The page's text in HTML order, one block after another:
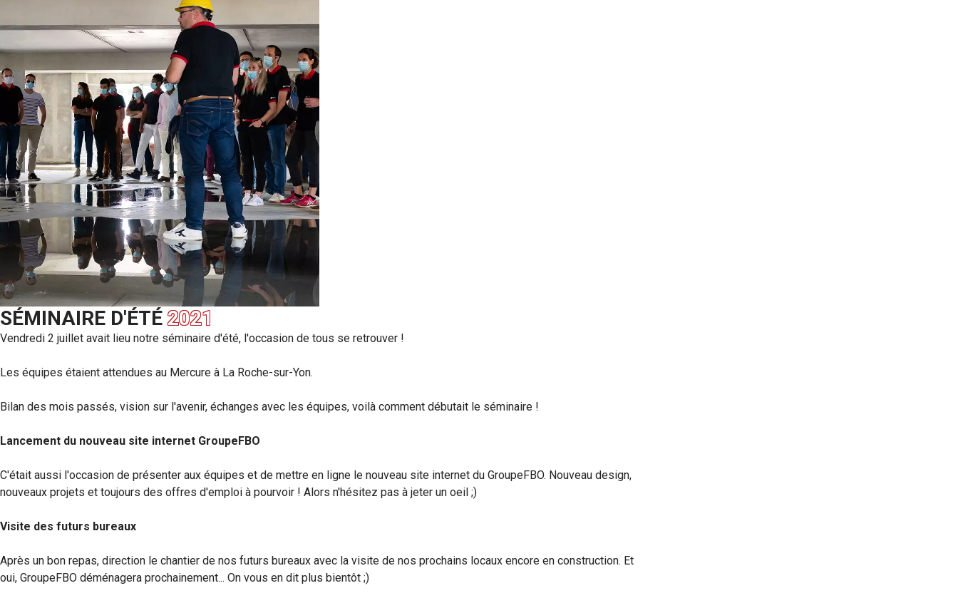
SÉMINAIRE D'ÉTÉ 2021
Vendredi 2 juillet avait lieu notre séminaire d'été, l'occasion de tous se retrouver !
Les équipes étaient attendues au Mercure à La Roche-sur-Yon.
Bilan des mois passés, vision sur l'avenir, échanges avec les équipes, voilà comment débutait le séminaire !
Lancement du nouveau site internet GroupeFBO
C'était aussi l'occasion de présenter aux équipes et de mettre en ligne le nouveau site internet du GroupeFBO. Nouveau design,
nouveaux projets et toujours des offres d'emploi à pourvoir ! Alors n'hésitez pas à jeter un oeil ;)
Visite des futurs bureaux
Après un bon repas, direction le chantier de nos futurs bureaux avec la visite de nos prochains locaux encore en construction. Et
oui, GroupeFBO déménagera prochainement... On vous en dit plus bientôt ;)